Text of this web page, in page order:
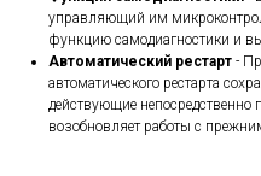
управляющий им
функцию самодиагностики и
Автоматический рестарт -
автоматического рестарта
действующие непосредственно
возобновляет работы с